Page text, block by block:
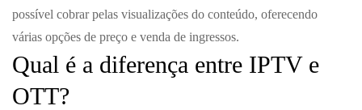
possível cobrar pelas visualizações do conteúdo, oferecendo
várias opções de preço e venda de ingressos.
Qual é a diferença entre IPTV e
OTT?